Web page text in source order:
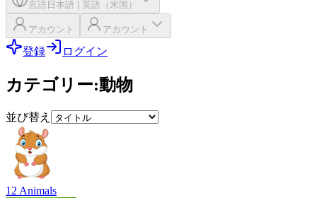
言語 日本語 英語（米国）
アカウント アカウント
登録 ログイン
カテゴリー:動物
並び替え
12 Animals